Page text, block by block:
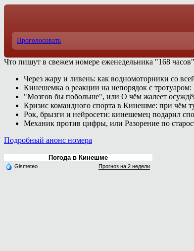
Проголосовать
Что пишут в свежем номере еженедельника "168
Через жару и ливень: как водномоторники со
Кинешемка о реакции на непорядок с
"Мозгов бы побольше", или О чём жалеет
Кризис командного спорта в Кинешме: при чём
Рок, брызги и нейросети: кинешемец подарил
Механик против цифры, или Разорение по
Подробный анонс номера
Погода в Кинешме
Gismeteo Прогноз на 2 недели